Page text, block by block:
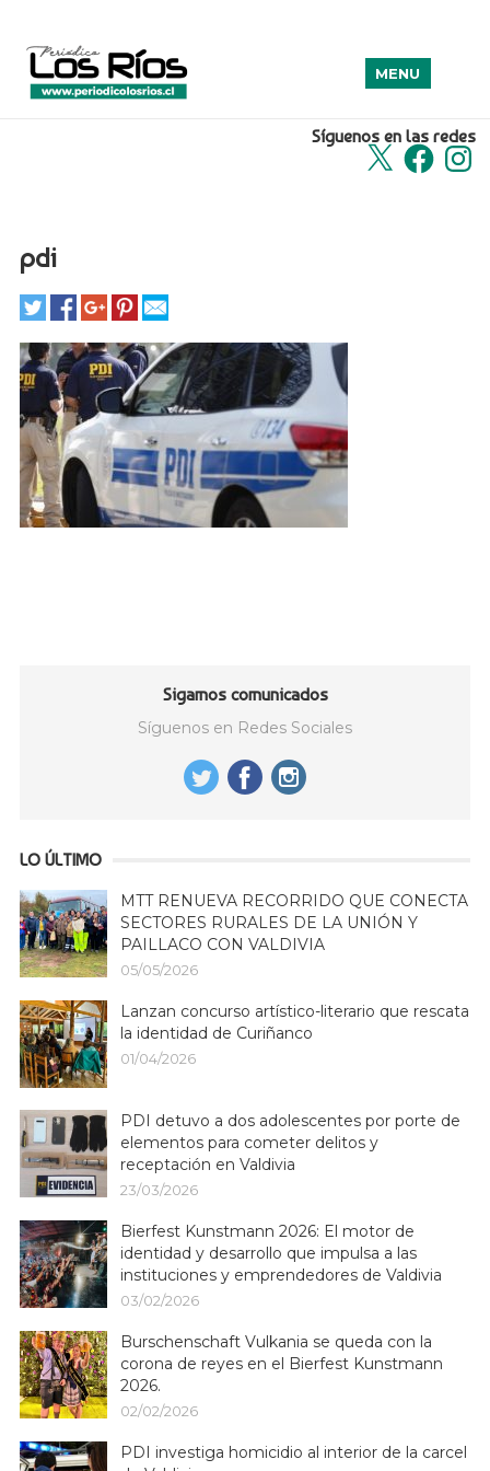
Síguenos en las redes
X Facebook
MENU
pdi
Sigamos comunicados
Síguenos en Redes Sociales
LO ÚLTIMO
MTT RENUEVA RECORRIDO QUE CONECTA
SECTORES RURALES DE LA UNIÓN Y
PAILLACO CON VALDIVIA
05/05/2026
Lanzan concurso artístico-literario que rescata
la identidad de Curiñanco
01/04/2026
PDI detuvo a dos adolescentes por porte de
elementos para cometer delitos y
receptación en Valdivia
23/03/2026
Bierfest Kunstmann 2026: El motor de
identidad y desarrollo que impulsa a las
instituciones y emprendedores de Valdivia
03/02/2026
Burschenschaft Vulkania se queda con la
corona de reyes en el Bierfest Kunstmann
2026.
02/02/2026
PDI investiga homicidio al interior de la carcel